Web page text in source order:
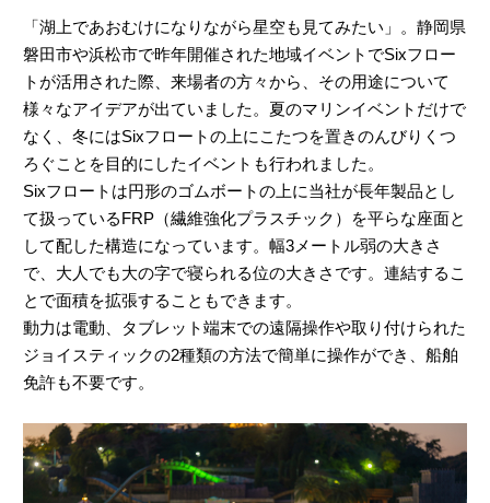
「湖上であおむけになりながら星空も見てみたい」。静岡県
磐田市や浜松市で昨年開催された地域イベントでSixフロー
トが活用された際、来場者の方々から、その用途について
様々なアイデアが出ていました。夏のマリンイベントだけで
なく、冬にはSixフロートの上にこたつを置きのんびりくつ
ろぐことを目的にしたイベントも行われました。
Sixフロートは円形のゴムボートの上に当社が長年製品とし
て扱っているFRP（繊維強化プラスチック）を平らな座面と
して配した構造になっています。幅3メートル弱の大きさ
で、大人でも大の字で寝られる位の大きさです。連結するこ
とで面積を拡張することもできます。
動力は電動、タブレット端末での遠隔操作や取り付けられた
ジョイスティックの2種類の方法で簡単に操作ができ、船舶
免許も不要です。